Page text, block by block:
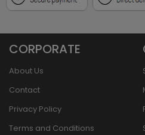
CORPORATE
About Us
Contact
Privacy Policy
Terms and Conditions